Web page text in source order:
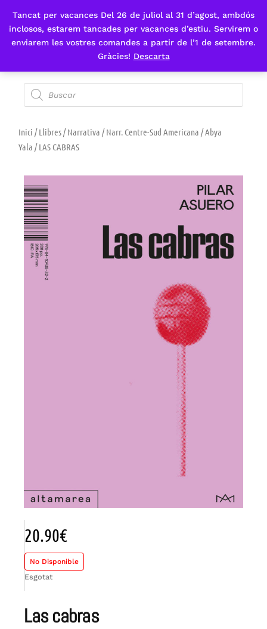
Tancat per vacances Del 26 de juliol al 31 d’agost, ambdós
inclosos, estarem tancades per vacances d’estiu. Servirem o
enviarem les vostres comandes a partir de l’1 de setembre.
Gràcies! Descarta
Fes-te'n sòcia
Inici /Llibres/Narrativa /Narr. Centre-Sud Americana / Abya
Yala / LAS CABRAS
las cabras
20.90€
No Disponible
Esgotat